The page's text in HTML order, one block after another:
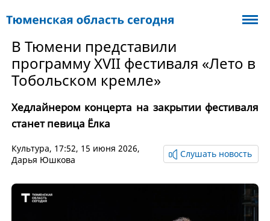
В Тюмени представили
программу XVII фестиваля «Лето в
Тобольском кремле»
Хедлайнером концерта на закрытии фестиваля
станет певица Ёлка
Культура, 17:52, 15 июня 2026,
Дарья Юшкова
Слушать новость